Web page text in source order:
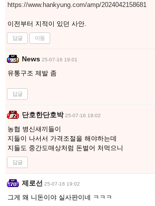
https://www.hankyung.com/amp/2024042158681
이전부터 지적이 있던 사안.
답글 이동
News 25-07-16 19:01
유통구조 제발 좀
답글
단호한단호박 25-07-16 19:02
농협 병신새끼들이
지들이 나서서 가격조절을 해야하는데
지들도 중간도매상처럼 돈벌어 처먹으니
답글
제로선 25-07-16 19:02
그게 왜 니돈이야 실사판이네 ㅋㅋㅋ